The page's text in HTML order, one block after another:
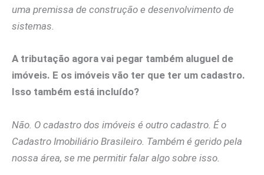
uma premissa de construção e desenvolvimento de
sistemas.
A tributação agora vai pegar também aluguel de
imóveis. E os imóveis vão ter que ter um cadastro.
Isso também está incluído?
Não. O cadastro dos imóveis é outro cadastro. É o
Cadastro Imobiliário Brasileiro. Também é gerido pela
nossa área, se me permitir falar algo sobre isso.